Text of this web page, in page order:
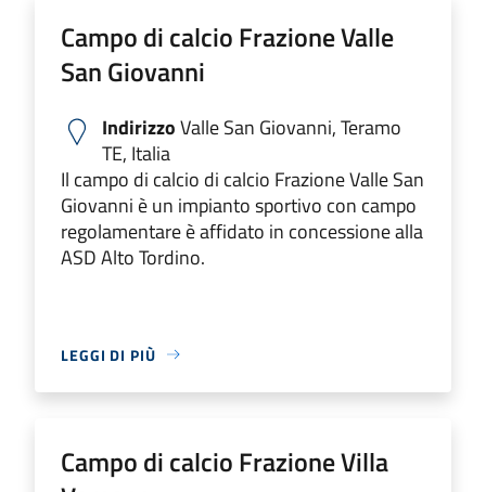
Campo di calcio Frazione Valle
San Giovanni
IndirizzoValle San Giovanni, Teramo
TE, Italia
Il campo di calcio di calcio Frazione Valle San
Giovanni è un impianto sportivo con campo
regolamentare è affidato in concessione alla
ASD Alto Tordino.
LEGGI DI PIÙ
Campo di calcio Frazione Villa